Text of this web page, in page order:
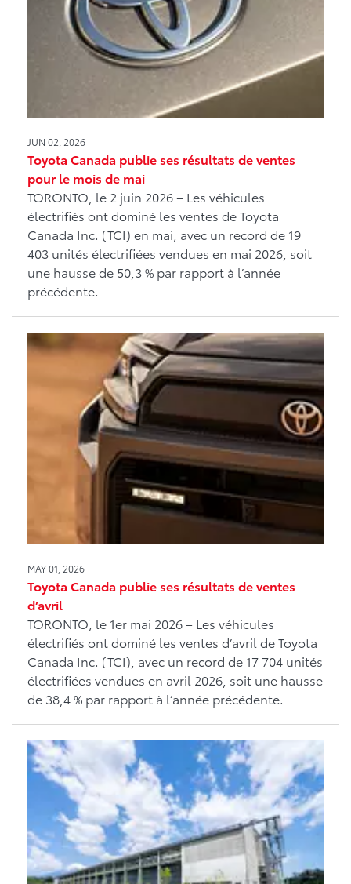
JUN 02, 2026
Toyota Canada publie ses résultats de ventes
pour le mois de mai
TORONTO, le 2 juin 2026 – Les véhicules
électrifiés ont dominé les ventes de Toyota
Canada Inc. (TCI) en mai, avec un record de 19
403 unités électrifiées vendues en mai 2026, soit
une hausse de 50,3 % par rapport à l’année
précédente.
MAY 01, 2026
Toyota Canada publie ses résultats de ventes
d’avril
TORONTO, le 1er mai 2026 – Les véhicules
électrifiés ont dominé les ventes d’avril de Toyota
Canada Inc. (TCI), avec un record de 17 704 unités
électrifiées vendues en avril 2026, soit une hausse
de 38,4 % par rapport à l’année précédente.